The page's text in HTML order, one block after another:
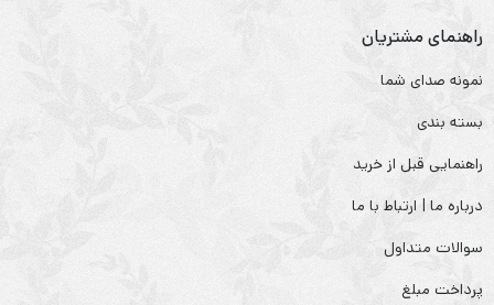
راهنمای مشتریان
نمونه صدای شما
بسته بندی
راهنمایی قبل از خرید
درباره ما | ارتباط با ما
سوالات متداول
پرداخت مبلغ